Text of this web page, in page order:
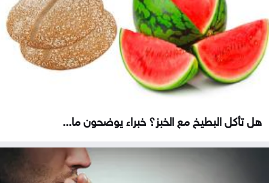
هل تأكل البطيخ مع الخبز؟ خبراء يوضحون ما...